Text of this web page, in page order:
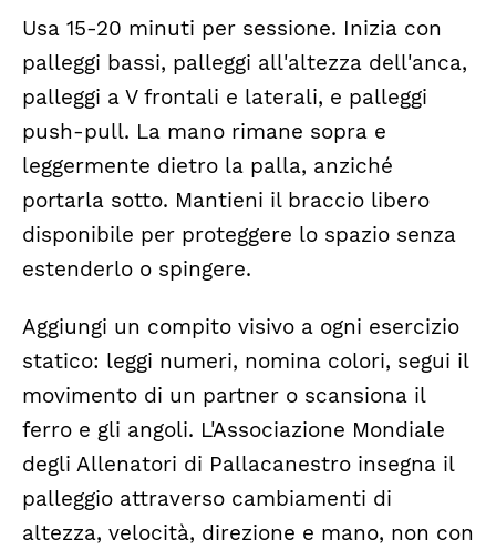
Usa 15-20 minuti per sessione. Inizia con
palleggi bassi, palleggi all'altezza dell'anca,
palleggi a V frontali e laterali, e palleggi
push-pull. La mano rimane sopra e
leggermente dietro la palla, anziché
portarla sotto. Mantieni il braccio libero
disponibile per proteggere lo spazio senza
estenderlo o spingere.
Aggiungi un compito visivo a ogni esercizio
statico: leggi numeri, nomina colori, segui il
movimento di un partner o scansiona il
ferro e gli angoli. L'Associazione Mondiale
degli Allenatori di Pallacanestro insegna il
palleggio attraverso cambiamenti di
altezza, velocità, direzione e mano, non con